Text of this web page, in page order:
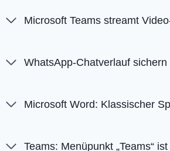
Microsoft Teams streamt
WhatsApp-Chatverlauf sichern
Microsoft Word: Klassischer
Teams: Menüpunkt „Teams“